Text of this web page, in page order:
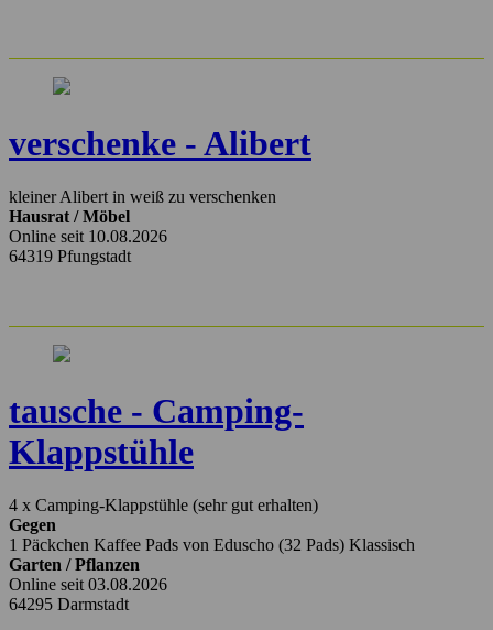
verschenke - Alibert
kleiner Alibert in weiß zu verschenken
Hausrat / Möbel
Online seit 10.08.2026
64319 Pfungstadt
tausche - Camping-
Klappstühle
4 x Camping-Klappstühle (sehr gut erhalten)
Gegen
1 Päckchen Kaffee Pads von Eduscho (32 Pads) Klassisch
Garten / Pflanzen
Online seit 03.08.2026
64295 Darmstadt